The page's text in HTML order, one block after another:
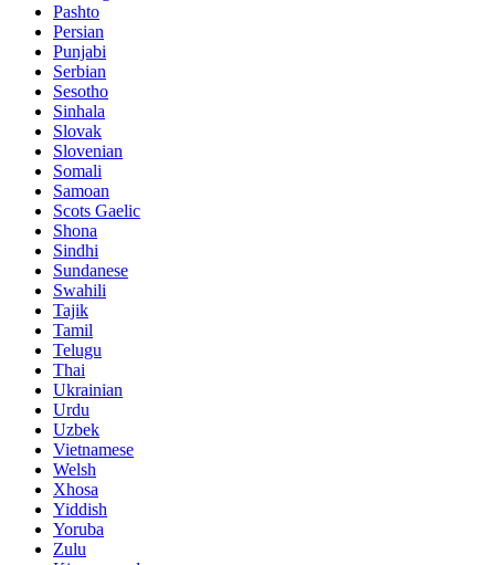
Pashto
Persian
Punjabi
Serbian
Sesotho
Sinhala
Slovak
Slovenian
Somali
Samoan
Scots Gaelic
Shona
Sindhi
Sundanese
Swahili
Tajik
Tamil
Telugu
Thai
Ukrainian
Urdu
Uzbek
Vietnamese
Welsh
Xhosa
Yiddish
Yoruba
Zulu